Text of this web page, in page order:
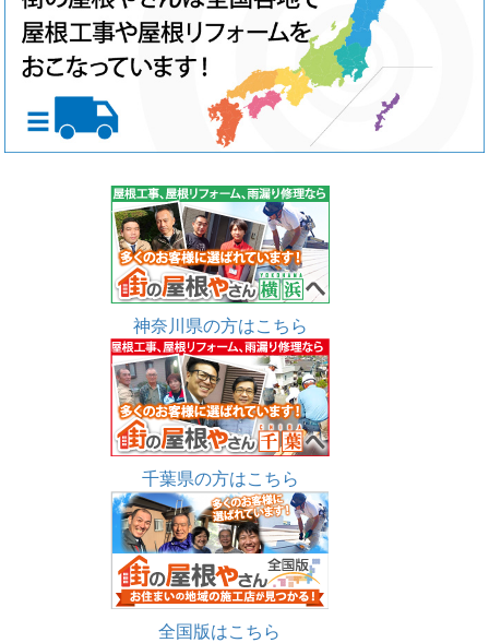
神奈川県の方はこちら
千葉県の方はこちら
全国版はこちら